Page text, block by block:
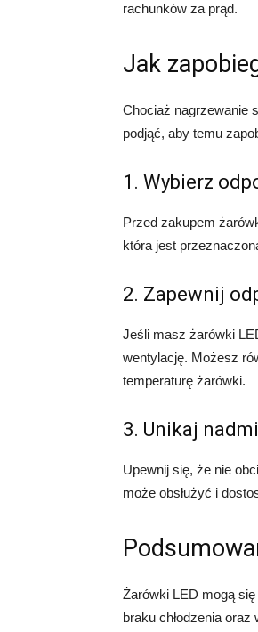
rachunków za prąd.
Jak
Chociaż nagrzewanie
podjąć, aby temu
1. Wybierz
Przed zakupem
która jest
2. Zapewnij
Jeśli masz żarówki
wentylację. Możesz
temperaturę żarówki.
3. Unikaj
Upewnij się, że nie
może obsłużyć i
Żarówki LED mogą
braku chłodzenia